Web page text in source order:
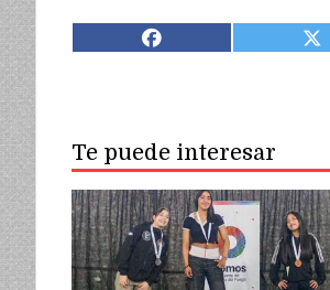
Te puede interesar